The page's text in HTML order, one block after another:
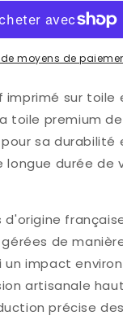
de moyens de
imprimé sur toile
toile premium
sa durabilité
longue durée de
d'origine
de
un impact
artisanale
précise